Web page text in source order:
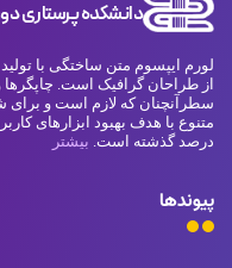
دانشکده پرستاری
لورم ایپسوم متن ساختگی با
از طراحان گرافیک است. چاپگرها
سطرآنچنان که لازم است و برای
متنوع با هدف بهبود ابزارهای
درصد گذشته است. بیشتر
پیوندها